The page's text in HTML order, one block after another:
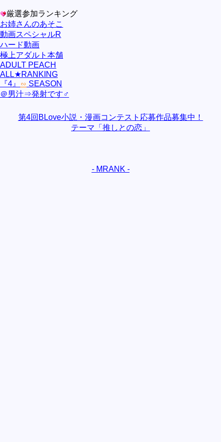
厳選参加ランキング
お姉さんのあそこ
動画スペシャルR
ハード動画
極上アダルト本舗
ADULT PEACH
ALL★RANKING
『4』 ∽ SEASON
＠男汁⇒発射です♂
第4回BLove小説・漫画コンテスト応募作品募集中！
テーマ「推しとの恋」
- MRANK -